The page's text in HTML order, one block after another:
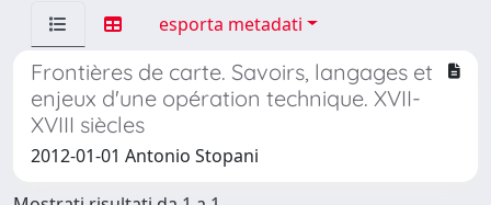
esporta metadati
Frontières de carte. Savoirs, langages et
enjeux d'une opération technique. XVII-
XVIII siècles
2012-01-01 Antonio Stopani